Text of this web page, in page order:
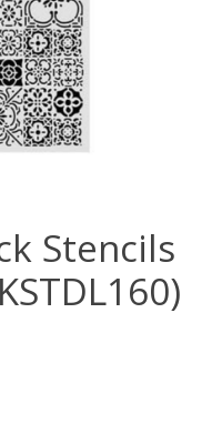
Stencils